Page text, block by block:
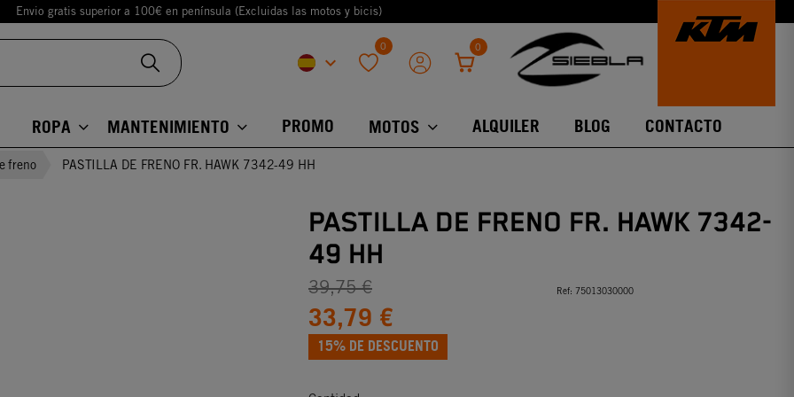
Envio gratis superior a 100€ en península (Excluidas las motos y bicis)
keyboard_arrow_down
0 0
ROPA MANTENIMIENTO PROMO MOTOS ALQUILER BLOG CONTACTO
freno PASTILLA DE FRENO FR. HAWK 7342-49 HH
PASTILLA DE FRENO FR. HAWK 7342-
49 HH
39,75 €
33,79 €
15% DE DESCUENTO
Ref: 75013030000